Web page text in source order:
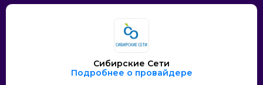
Сибирские Сети
Подробнее о провайдере